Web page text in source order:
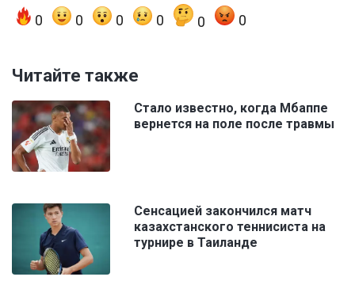
0 0 0 0 0 0
Читайте также
Стало известно, когда Мбаппе
вернется на поле после травмы
Сенсацией закончился матч
казахстанского теннисиста на
турнире в Таиланде